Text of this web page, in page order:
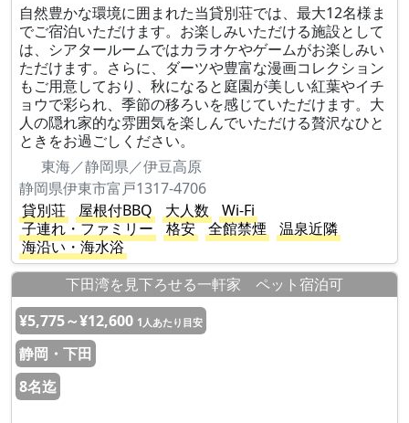
自然豊かな環境に囲まれた当貸別荘では、最大12名様ま
でご宿泊いただけます。お楽しみいただける施設として
は、シアタールームではカラオケやゲームがお楽しみい
ただけます。さらに、ダーツや豊富な漫画コレクション
もご用意しており、秋になると庭園が美しい紅葉やイチ
ョウで彩られ、季節の移ろいを感じていただけます。大
人の隠れ家的な雰囲気を楽しんでいただける贅沢なひと
ときをお過ごしください。
東海／静岡県／伊豆高原
静岡県伊東市富戸1317-4706
貸別荘
屋根付BBQ 大人数
Wi-Fi
子連れ・ファミリー
格安 全館禁煙
温泉近隣
海沿い・海水浴
下田湾を見下ろせる一軒家 ペット宿泊可
¥5,775～¥12,600 1人あたり目安
静岡・下田
8名迄